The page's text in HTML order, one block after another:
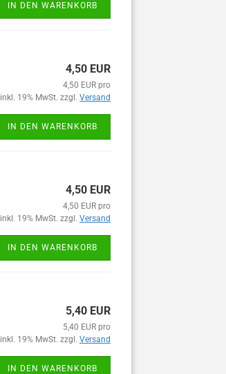
IN DEN WARENKORB
4,50 EUR
4,50 EUR pro
inkl. 19% MwSt. zzgl. Versand
IN DEN WARENKORB
4,50 EUR
4,50 EUR pro
inkl. 19% MwSt. zzgl. Versand
IN DEN WARENKORB
5,40 EUR
5,40 EUR pro
inkl. 19% MwSt. zzgl. Versand
IN DEN WARENKORB